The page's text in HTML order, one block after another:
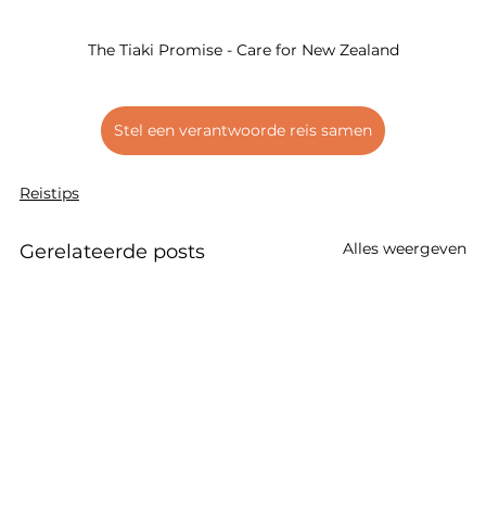
The Tiaki Promise - Care for New Zealand
Stel een verantwoorde reis samen
Reistips
Gerelateerde posts Alles weergeven